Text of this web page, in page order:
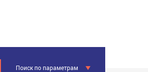
Поиск по параметрам